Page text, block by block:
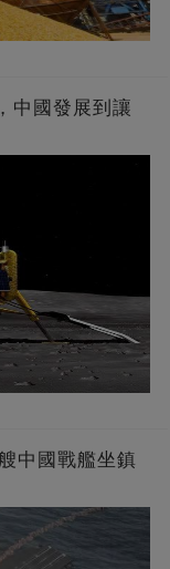
中國發展到讓
中國戰艦坐鎮